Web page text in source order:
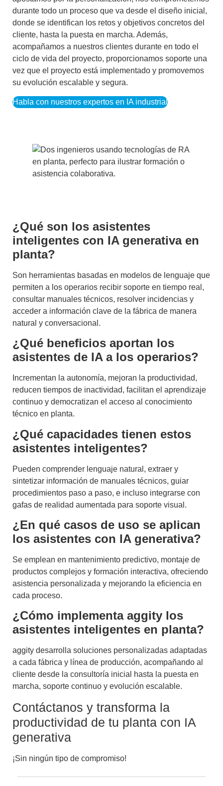
durante todo un proceso que va desde el diseño inicial,
donde se identifican los retos y objetivos concretos del
cliente, hasta la puesta en marcha. Además,
acompañamos a nuestros clientes durante en todo el
ciclo de vida del proyecto, proporcionamos soporte una
vez que el proyecto está implementado y promovemos
su evolución escalable y segura.
Habla con nuestros expertos en IA industrial
¿Qué son los asistentes
inteligentes con IA generativa en
planta?
Son herramientas basadas en modelos de lenguaje que
permiten a los operarios recibir soporte en tiempo real,
consultar manuales técnicos, resolver incidencias y
acceder a información clave de la fábrica de manera
natural y conversacional.
¿Qué beneficios aportan los
asistentes de IA a los operarios?
Incrementan la autonomía, mejoran la productividad,
reducen tiempos de inactividad, facilitan el aprendizaje
continuo y democratizan el acceso al conocimiento
técnico en planta.
¿Qué capacidades tienen estos
asistentes inteligentes?
Pueden comprender lenguaje natural, extraer y
sintetizar información de manuales técnicos, guiar
procedimientos paso a paso, e incluso integrarse con
gafas de realidad aumentada para soporte visual.
¿En qué casos de uso se aplican
los asistentes con IA generativa?
Se emplean en mantenimiento predictivo, montaje de
productos complejos y formación interactiva, ofreciendo
asistencia personalizada y mejorando la eficiencia en
cada proceso.
¿Cómo implementa aggity los
asistentes inteligentes en planta?
aggity desarrolla soluciones personalizadas adaptadas
a cada fábrica y línea de producción, acompañando al
cliente desde la consultoría inicial hasta la puesta en
marcha, soporte continuo y evolución escalable.
Contáctanos y transforma la
productividad de tu planta con IA
generativa
¡Sin ningún tipo de compromiso!